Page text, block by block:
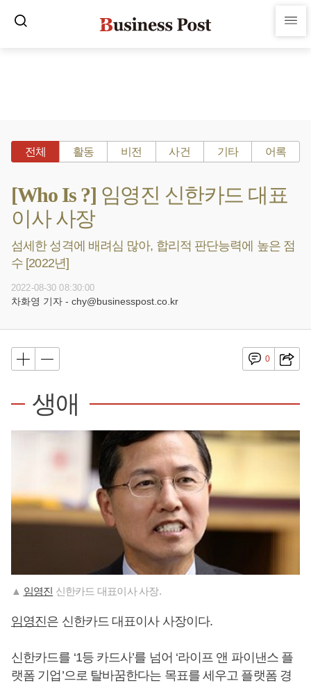
전체 활동 비전 사건 기타 어록
[Who Is ?] 임영진 신한카드 대표
이사 사장
섬세한 성격에 배려심 많아, 합리적 판단능력에 높은 점
수 [2022년]
2022-08-30 08:30:00
차화영 기자 - chy@businesspost.co.kr
0
생애
▲ 임영진 신한카드 대표이사 사장.
임영진은 신한카드 대표이사 사장이다.
신한카드를 ‘1등 카드사’를 넘어 ‘라이프 앤 파이낸스 플
랫폼 기업’으로 탈바꿈한다는 목표를 세우고 플랫폼 경